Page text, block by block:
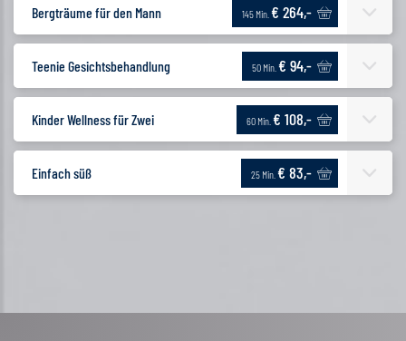
Bergträume für den Mann 145 Min. € 264,-
Teenie Gesichtsbehandlung 50 Min. € 94,-
Kinder Wellness für Zwei 60 Min. € 108,-
Einfach süß 25 Min. € 83,-